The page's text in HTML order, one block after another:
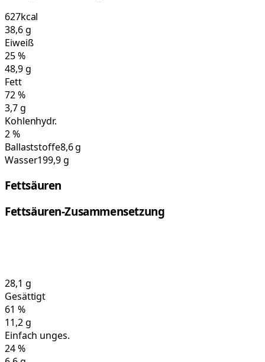
627kcal
38,6g
Eiweiß
25%
48,9g
Fett
72%
3,7g
Kohlenhydr.
2%
Ballaststoffe8,6 g
Wasser199,9 g
Fettsäuren
Fettsäuren-Zusammensetzung
28,1 g
Gesättigt
61 %
11,2g
Einfach unges.
24%